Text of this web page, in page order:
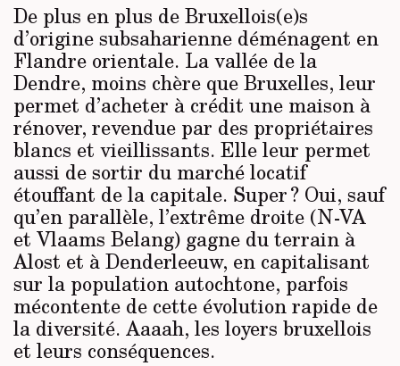
De plus en plus de Bruxellois(e)s
d’origine subsaharienne déménagent en
Flandre orientale. La vallée de la
Dendre, moins chère que Bruxelles, leur
permet d’acheter à crédit une maison à
rénover, revendue par des propriétaires
blancs et vieillissants. Elle leur permet
aussi de sortir du marché locatif
étouffant de la capitale. Super ? Oui, sauf
qu’en parallèle, l’extrême droite (N-VA
et Vlaams Belang) gagne du terrain à
Alost et à Denderleeuw, en capitalisant
sur la population autochtone, parfois
mécontente de cette évolution rapide de
la diversité. Aaaah, les loyers bruxellois
et leurs conséquences.